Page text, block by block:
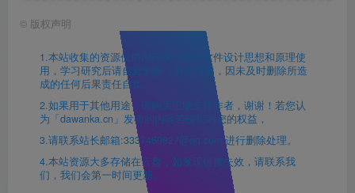
© 版权声明
1.本站收集的资源仅供内部学习研究软件设计思想和原理使
用，学习研究后请自觉删除，请勿传播，因未及时删除所造
成的任何后果责任自负。
2.如果用于其他用途，请购买正版支持作者，谢谢！若您认
为「dawanka.cn」发布的内容若侵犯到您的权益，
3.请联系站长邮箱:3337469827@qq.com 进行删除处理。
4.本站资源大多存储在云盘，如发现链接失效，请联系我
们，我们会第一时间更新。